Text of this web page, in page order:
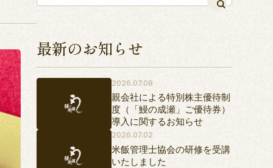
最新のお知らせ
2026.07.08
親会社による特別株主優待制
度（「鰻の成瀬」ご優待券）
導入に関するお知らせ
2026.07.02
米飯管理士協会の研修を受講
いたしました